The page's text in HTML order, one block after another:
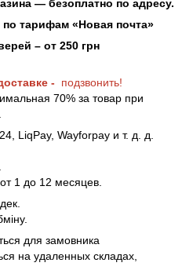
— безоплатно по адресу.
по тарифам «Новая почта»
– от 250 грн
- подзвонить!
70% за товар при
LiqPay, Wayforpay и т. д. д.
1 до 12 месяцев.
для замовника
на удаленных складах,